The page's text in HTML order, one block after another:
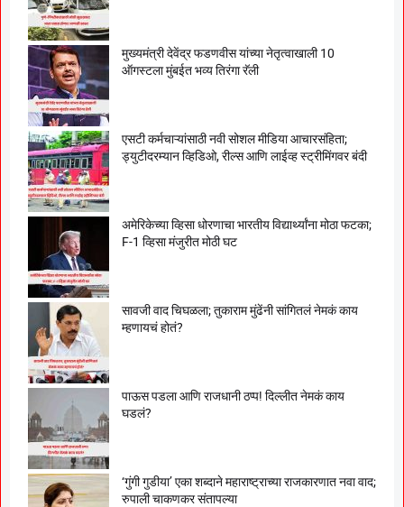
मुख्यमंत्री देवेंद्र फडणवीस यांच्या नेतृत्वाखाली 10
ऑगस्टला मुंबईत भव्य तिरंगा रॅली
एसटी कर्मचाऱ्यांसाठी नवी सोशल मीडिया आचारसंहिता;
ड्युटीदरम्यान व्हिडिओ, रील्स आणि लाईव्ह स्ट्रीमिंगवर बंदी
अमेरिकेच्या व्हिसा धोरणाचा भारतीय विद्यार्थ्यांना मोठा फटका;
F-1 व्हिसा मंजुरीत मोठी घट
सावजी वाद चिघळला; तुकाराम मुंढेंनी सांगितलं नेमकं काय
म्हणायचं होतं?
पाऊस पडला आणि राजधानी ठप्प! दिल्लीत नेमकं काय
घडलं?
‘गुंगी गुडीया’ एका शब्दाने महाराष्ट्राच्या राजकारणात नवा वाद;
रुपाली चाकणकर संतापल्या